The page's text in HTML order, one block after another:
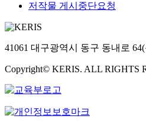
저작물 게시중단요청
41061 대구광역시 동구 동내로
Copyright© KERIS. ALL RIGHTS